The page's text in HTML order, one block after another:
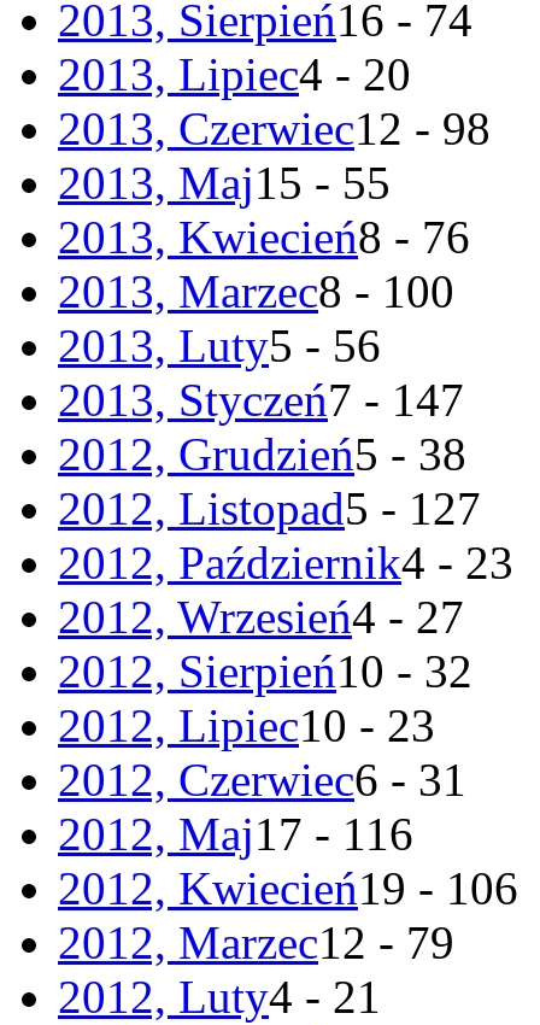
2013, Sierpień16 - 74
2013, Lipiec4 - 20
2013, Czerwiec12 - 98
2013, Maj15 - 55
2013, Kwiecień8 - 76
2013, Marzec8 - 100
2013, Luty5 - 56
2013, Styczeń7 - 147
2012, Grudzień5 - 38
2012, Listopad5 - 127
2012, Październik4 - 23
2012, Wrzesień4 - 27
2012, Sierpień10 - 32
2012, Lipiec10 - 23
2012, Czerwiec6 - 31
2012, Maj17 - 116
2012, Kwiecień19 - 106
2012, Marzec12 - 79
2012, Luty4 - 21